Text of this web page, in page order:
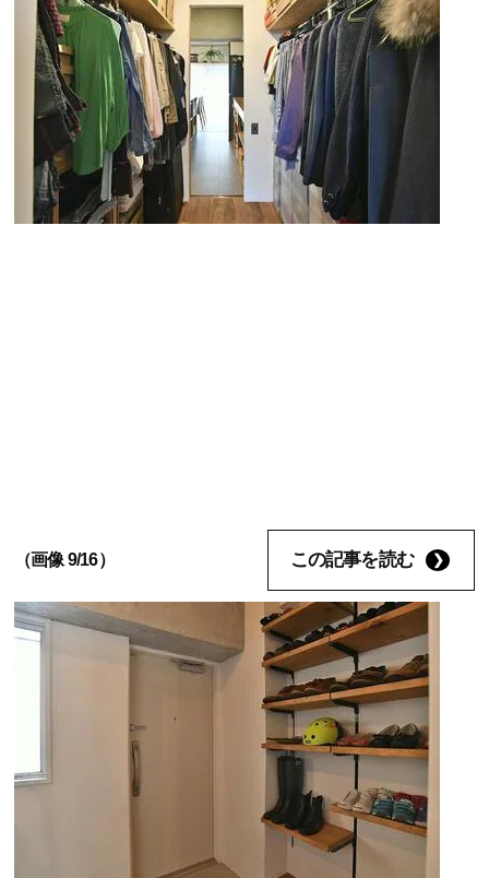
（画像 9/16） この記事を読む